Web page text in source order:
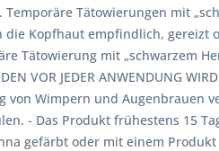
Tätowierungen mit
Kopfhaut empfindlich, gereizt
Tätowierung mit „schwarzem
VOR JEDER ANWENDUNG
von Wimpern und Augenbrauen
- Das Produkt frühestens 15
gefärbt oder mit einem